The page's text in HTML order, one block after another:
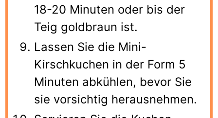
18-20 Minuten oder bis der
Teig goldbraun ist.
Lassen Sie die Mini-
Kirschkuchen in der Form 5
Minuten abkühlen, bevor Sie
sie vorsichtig herausnehmen.